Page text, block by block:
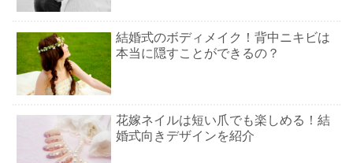
結婚式のボディメイク！背中ニキビは
本当に隠すことができるの？
花嫁ネイルは短い爪でも楽しめる！結
婚式向きデザインを紹介